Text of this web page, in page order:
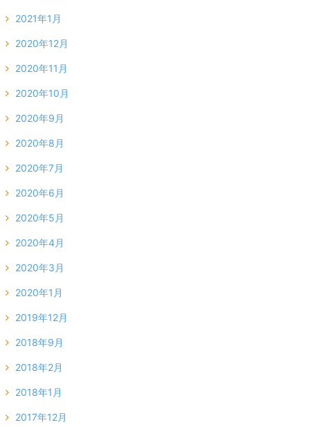
2021年1月
2020年12月
2020年11月
2020年10月
2020年9月
2020年8月
2020年7月
2020年6月
2020年5月
2020年4月
2020年3月
2020年1月
2019年12月
2018年9月
2018年2月
2018年1月
2017年12月